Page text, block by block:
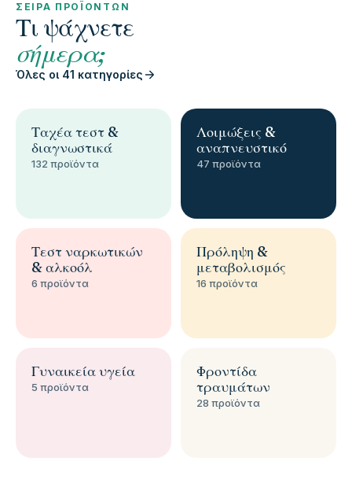
ΣΕΙΡΆ ΠΡΟΪΌΝΤΩΝ
Τι ψάχνετε
σήμερα;
Όλες οι 41 κατηγορίες
Ταχέα τεστ &
διαγνωστικά
132 προϊόντα
Λοιμώξεις &
αναπνευστικό
47 προϊόντα
Τεστ ναρκωτικών
& αλκοόλ
6 προϊόντα
Πρόληψη &
μεταβολισμός
16 προϊόντα
Γυναικεία υγεία
5 προϊόντα
Φροντίδα
τραυμάτων
28 προϊόντα